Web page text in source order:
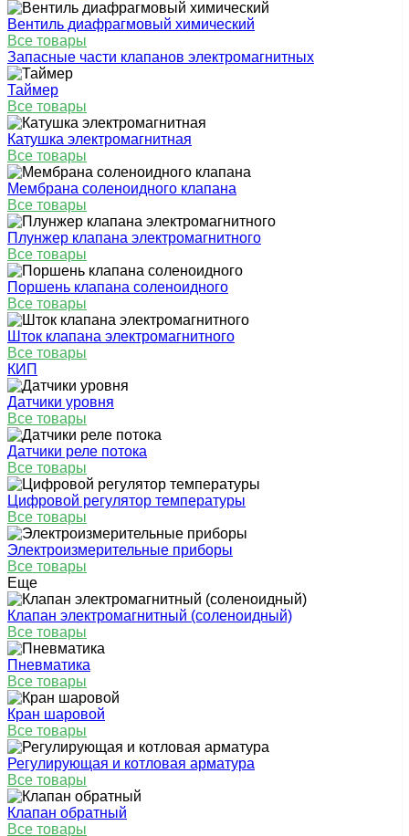
Вентиль диафрагмовый химический
Все товары
Запасные части клапанов электромагнитных
Таймер
Все товары
Катушка электромагнитная
Все товары
Мембрана соленоидного клапана
Все товары
Плунжер клапана электромагнитного
Все товары
Поршень клапана соленоидного
Все товары
Шток клапана электромагнитного
Все товары
КИП
Датчики уровня
Все товары
Датчики реле потока
Все товары
Цифровой регулятор температуры
Все товары
Электроизмерительные приборы
Все товары
Еще
Клапан электромагнитный (соленоидный)
Все товары
Пневматика
Все товары
Кран шаровой
Все товары
Регулирующая и котловая арматура
Все товары
Клапан обратный
Все товары